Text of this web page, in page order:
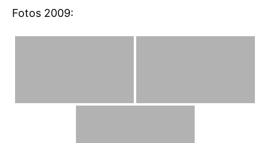
Fotos 2009: